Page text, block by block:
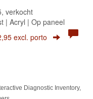
verkocht
| Acryl | Op paneel
excl. porto
Diagnostic Inventory,